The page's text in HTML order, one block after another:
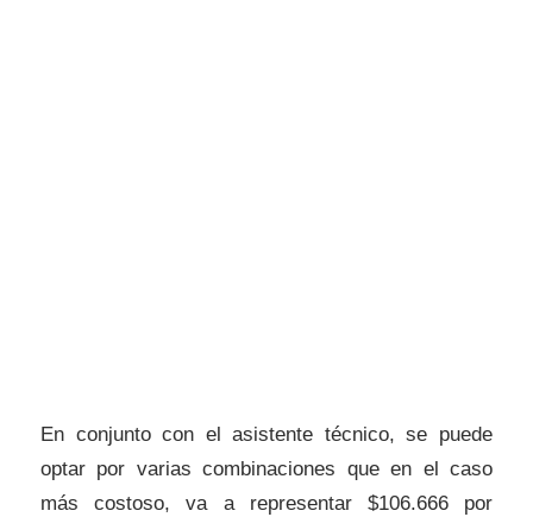
En conjunto con el asistente técnico, se puede
optar por varias combinaciones que en el caso
más costoso, va a representar $106.666 por